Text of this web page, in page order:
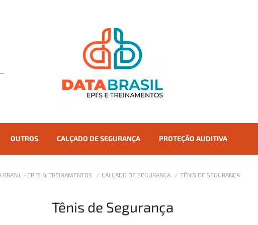
OUTROS CALÇADO DE SEGURANÇA PROTEÇÃO AUDITIVA
BRASIL - EPI'S & TREINAMENTOS CALÇADO DE SEGURANÇA TÊNIS DE SEGURANÇA
Tênis de Segurança